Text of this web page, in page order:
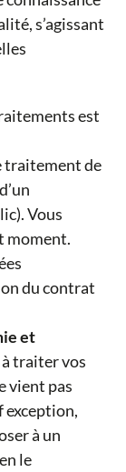
s’agissant
est
traitement de
Vous
moment.
du contrat
et
traiter vos
vient pas
exception,
à un
le